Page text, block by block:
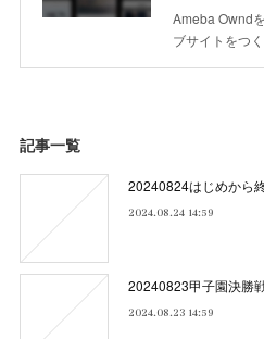
Ameba Ownd
ブサイトをつ
記事一覧
20240824はじめから
2024.08.24 14:59
20240823甲子園決勝
2024.08.23 14:59